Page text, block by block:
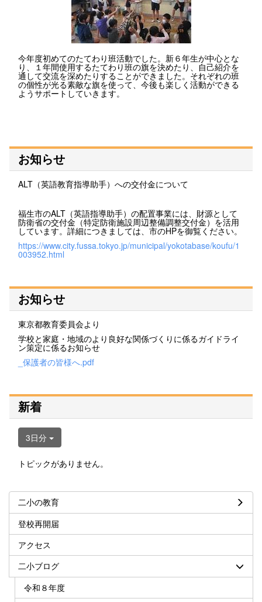
今年度初めてのたてわり班活動でした。新６年生が中心とな
り、１年間使用するたてわり班の旗を決めたり、自己紹介を
通して交流を深めたりすることができました。それぞれの班
の個性が光る素敵な旗を使って、今後も楽しく活動ができる
ようサポートしていきます。
お知らせ
ALT（英語教育指導助手）への交付金について
福生市のALT（英語指導助手）の配置事業には、財源として
防衛省の交付金（特定防衛施設周辺整備調整交付金）を活用
しています。詳細につきましては、市のHPを御覧ください。
https://www.city.fussa.tokyo.jp/municipal/yokotabase/koufu/1
003952.html
お知らせ
東京都教育委員会より
学校と家庭・地域のより良好な関係づくりに係るガイドライ
ン策定に係るお知らせ
_保護者の皆様へ.pdf
新着
3日分
トピックがありません。
二小の教育
登校再開届
アクセス
二小ブログ
令和８年度